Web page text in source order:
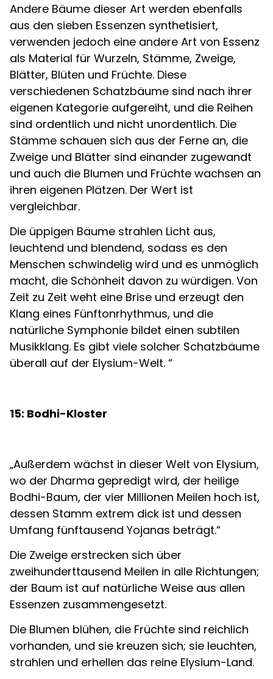
Andere Bäume dieser Art werden ebenfalls
aus den sieben Essenzen synthetisiert,
verwenden jedoch eine andere Art von Essenz
als Material für Wurzeln, Stämme, Zweige,
Blätter, Blüten und Früchte. Diese
verschiedenen Schatzbäume sind nach ihrer
eigenen Kategorie aufgereiht, und die Reihen
sind ordentlich und nicht unordentlich. Die
Stämme schauen sich aus der Ferne an, die
Zweige und Blätter sind einander zugewandt
und auch die Blumen und Früchte wachsen an
ihren eigenen Plätzen. Der Wert ist
vergleichbar.
Die üppigen Bäume strahlen Licht aus,
leuchtend und blendend, sodass es den
Menschen schwindelig wird und es unmöglich
macht, die Schönheit davon zu würdigen. Von
Zeit zu Zeit weht eine Brise und erzeugt den
Klang eines Fünftonrhythmus, und die
natürliche Symphonie bildet einen subtilen
Musikklang. Es gibt viele solcher Schatzbäume
überall auf der Elysium-Welt. “
15: Bodhi-Kloster
„Außerdem wächst in dieser Welt von Elysium,
wo der Dharma gepredigt wird, der heilige
Bodhi-Baum, der vier Millionen Meilen hoch ist,
dessen Stamm extrem dick ist und dessen
Umfang fünftausend Yojanas beträgt.“
Die Zweige erstrecken sich über
zweihunderttausend Meilen in alle Richtungen;
der Baum ist auf natürliche Weise aus allen
Essenzen zusammengesetzt.
Die Blumen blühen, die Früchte sind reichlich
vorhanden, und sie kreuzen sich; sie leuchten,
strahlen und erhellen das reine Elysium-Land.